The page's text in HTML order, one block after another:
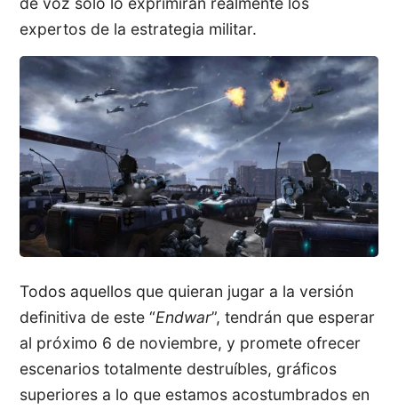
expertos de la estrategia militar.
Todos aquellos que quieran jugar a la versión
definitiva de este “Endwar”, tendrán que esperar
al próximo 6 de noviembre, y promete ofrecer
escenarios totalmente destruíbles, gráficos
superiores a lo que estamos acostumbrados en